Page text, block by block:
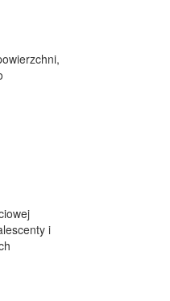
i